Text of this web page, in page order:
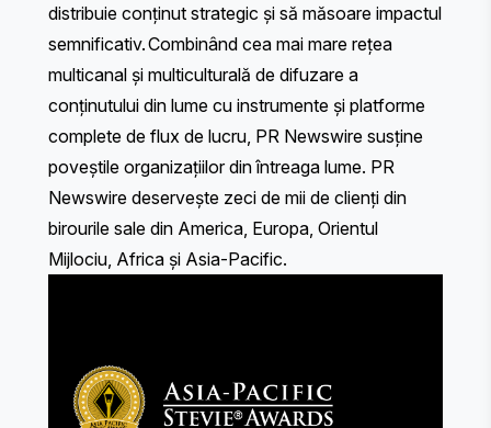
distribuie conținut strategic și să măsoare impactul
semnificativ. Combinând cea mai mare rețea
multicanal și multiculturală de difuzare a
conținutului din lume cu instrumente și platforme
complete de flux de lucru, PR Newswire susține
poveștile organizațiilor din întreaga lume. PR
Newswire deservește zeci de mii de clienți din
birourile sale din America, Europa, Orientul
Mijlociu, Africa și Asia-Pacific.